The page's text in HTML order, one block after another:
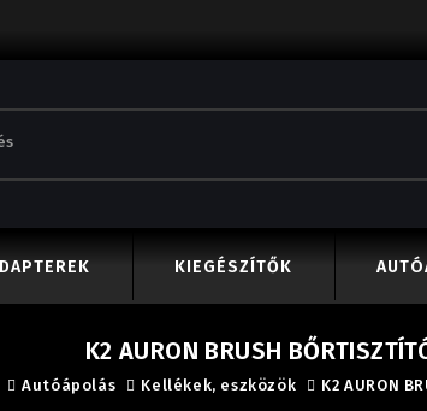
KIEGÉSZÍTŐK
K2 AURON BRUSH
Autóápolás Kellékek, eszközök K2 AURON